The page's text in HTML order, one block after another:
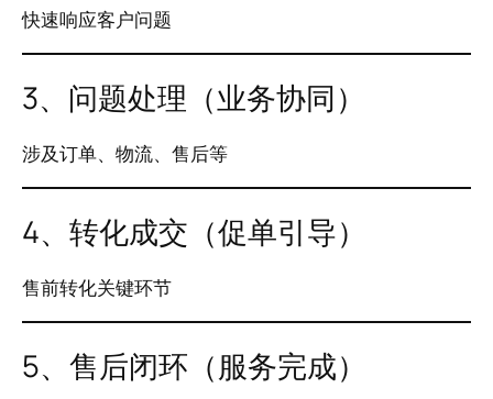
快速响应客户问题
3、问题处理（业务协同）
涉及订单、物流、售后等
4、转化成交（促单引导）
售前转化关键环节
5、售后闭环（服务完成）